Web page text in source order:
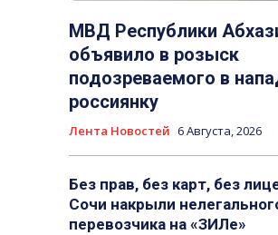
МВД Республики
объявило в розыск
подозреваемого в
россиянку
Лента Новостей 6 Августа, 2026
Без прав, без карт, без
Сочи накрыли
перевозчика на «ЗИЛе»